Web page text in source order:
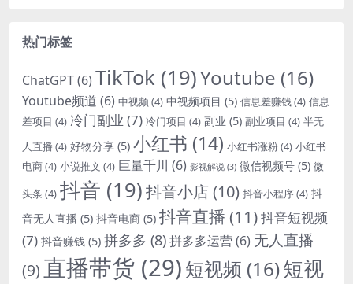
热门标签
ChatGPT(6) TikTok (19)Youtube (16)
Youtube频道 (6) 中视频(4) 中视频项目 (5) 信息差赚钱(4) 信息
差项目 (4) 冷门副业 (7) 冷门项目 (4) 副业 (5) 副业项目 (4) 半无
人直播 (4) 好物分享 (5) 小红书 (14) 小红书涨粉(4) 小红书
电商(4) 小说推文 (4) 巨量千川 (6) 影视解说 (3) 微信视频号 (5) 微
头条 (4) 抖音 (19)抖音小店(10) 抖音小程序(4) 抖
音无人直播 (5) 抖音电商 (5) 抖音直播 (11)抖音短视频
(7) 抖音赚钱 (5) 拼多多 (8)拼多多运营(6) 无人直播
(9)直播带货 (29)短视频 (16)短视